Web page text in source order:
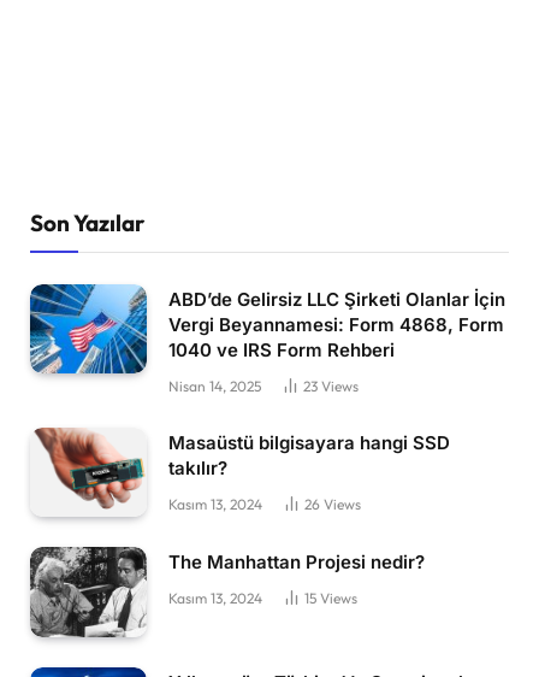
Son Yazılar
ABD’de Gelirsiz LLC Şirketi Olanlar İçin
Vergi Beyannamesi: Form 4868, Form
1040 ve IRS Form Rehberi
Nisan 14, 2025 23 Views
Masaüstü bilgisayara hangi SSD
takılır?
Kasım 13, 2024 26 Views
The Manhattan Projesi nedir?
Kasım 13, 2024 15 Views